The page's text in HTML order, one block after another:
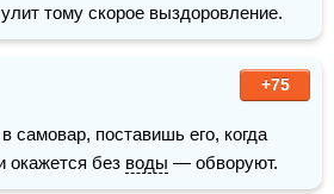
тому скорое выздоровление.
+75
самовар, поставишь его, когда
окажется без воды — обворуют.